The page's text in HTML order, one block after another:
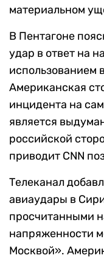
материальном
В Пентагоне
удар в ответ на
использованием
Американская
инцидента на
является
российской
приводит CNN
Телеканал
авиаудары в
просчитанными
напряженности
Москвой».